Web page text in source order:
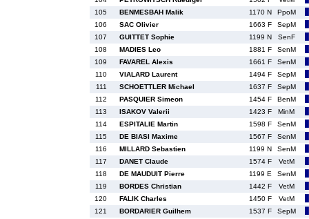
105
BENMESBAH Malik 1170 N
PpoM
106
SAC Olivier 1663 F
SepM
107
GUITTET Sophie 1199 N
SenF
108
MADIES Leo 1881 F
SenM
109
FAVAREL Alexis 1661 F
SenM
110
VIALARD Laurent 1494 F
SepM
111
SCHOETTLER Michael 1637 F
SepM
112
PASQUIER Simeon 1454 F
BenM
113
ISAKOV Valerii 1423 F
MinM
114
ESPITALIE Martin 1598 F
SenM
115
DE BIASI Maxime 1567 F
SenM
116
MILLARD Sebastien 1199 N
SenM
117
DANET Claude 1574 F
VetM
118
DE MAUDUIT Pierre 1199 E
SenM
119
BORDES Christian 1442 F
VetM
120
FALIK Charles 1450 F
VetM
121
BORDARIER Guilhem 1537 F
SepM